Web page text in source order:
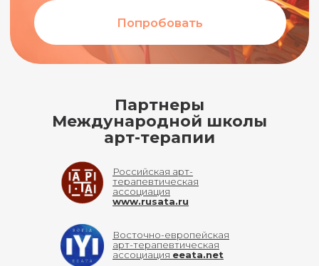
Партнеры
Международной школы
арт-терапии
Российская арт-
терапевтическая
ассоциация
www.rusata.ru
Восточно-европейская
арт-терапевтическая
ассоциация eeata.net